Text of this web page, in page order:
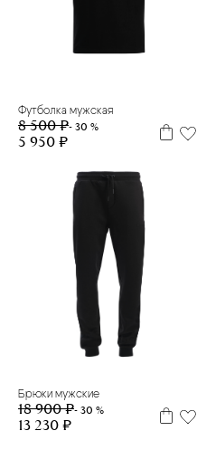
Футболка мужская
8 500 ₽- 30 %
5 950 ₽
Брюки мужские
18 900 ₽- 30 %
13 230 ₽